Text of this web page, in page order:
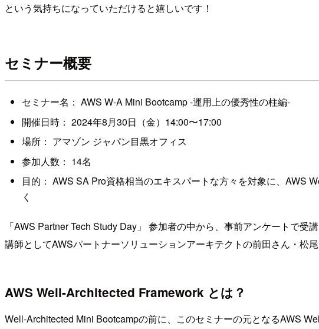
という気持ちになっていただけると嬉しいです！
セミナー概要
セミナー名： AWS W-A Mini Bootcamp -運用上の優秀性の柱編-
開催日時： 2024年8月30日（金）14:00〜17:00
場所： アマゾン ジャパン目黒オフィス
参加人数： 14名
目的： AWS SA Pro資格相当のエキスパートな方々を対象に、AWS
く
「AWS Partner Tech Study Day」 参加者の中から、事前アンケートで受
講師としてAWSパートナーソリューションアーキテクトの前田さん・松
AWS Well-Architected Framework とは？
Well-Architected Mini Bootcampの前に、このセミナーの元となるAWS